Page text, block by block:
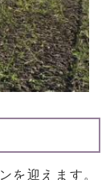
を迎えます。